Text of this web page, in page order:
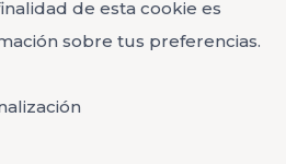
de esta cookie es
sobre tus preferencias.